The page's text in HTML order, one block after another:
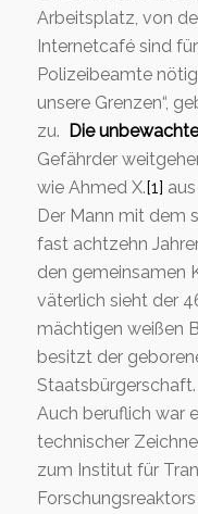
Arbeitsplatz, von
Internetcafé sind
Polizeibeamte
unsere Grenzen“,
zu. Die
Gefährder
wie Ahmed X.[1]
Der Mann mit dem
fast achtzehn
den gemeinsamen
väterlich sieht der
mächtigen weißen
besitzt der
Staatsbürgerschaft.
Auch beruflich war
technischer
zum Institut für